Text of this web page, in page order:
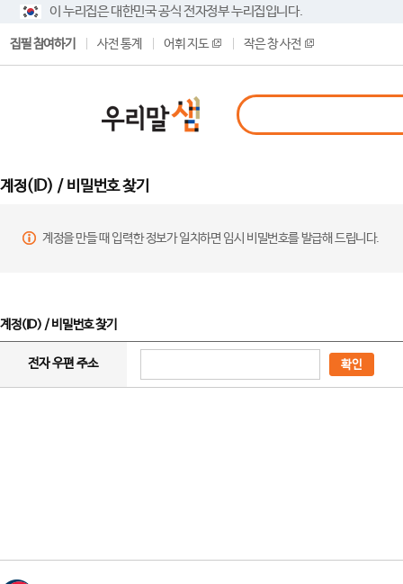
이 누리집은 대한민국 공식 전자정부 누리집입니다.
집필 참여하기 사전 통계 어휘 지도 작은 창 사전
계정(ID) / 비밀번호 찾기
계정을 만들 때 입력한 정보가 일치하면 임시 비밀번호를 발급해 드립니다.
계정(ID) / 비밀번호 찾기
전자 우편 주소 확인